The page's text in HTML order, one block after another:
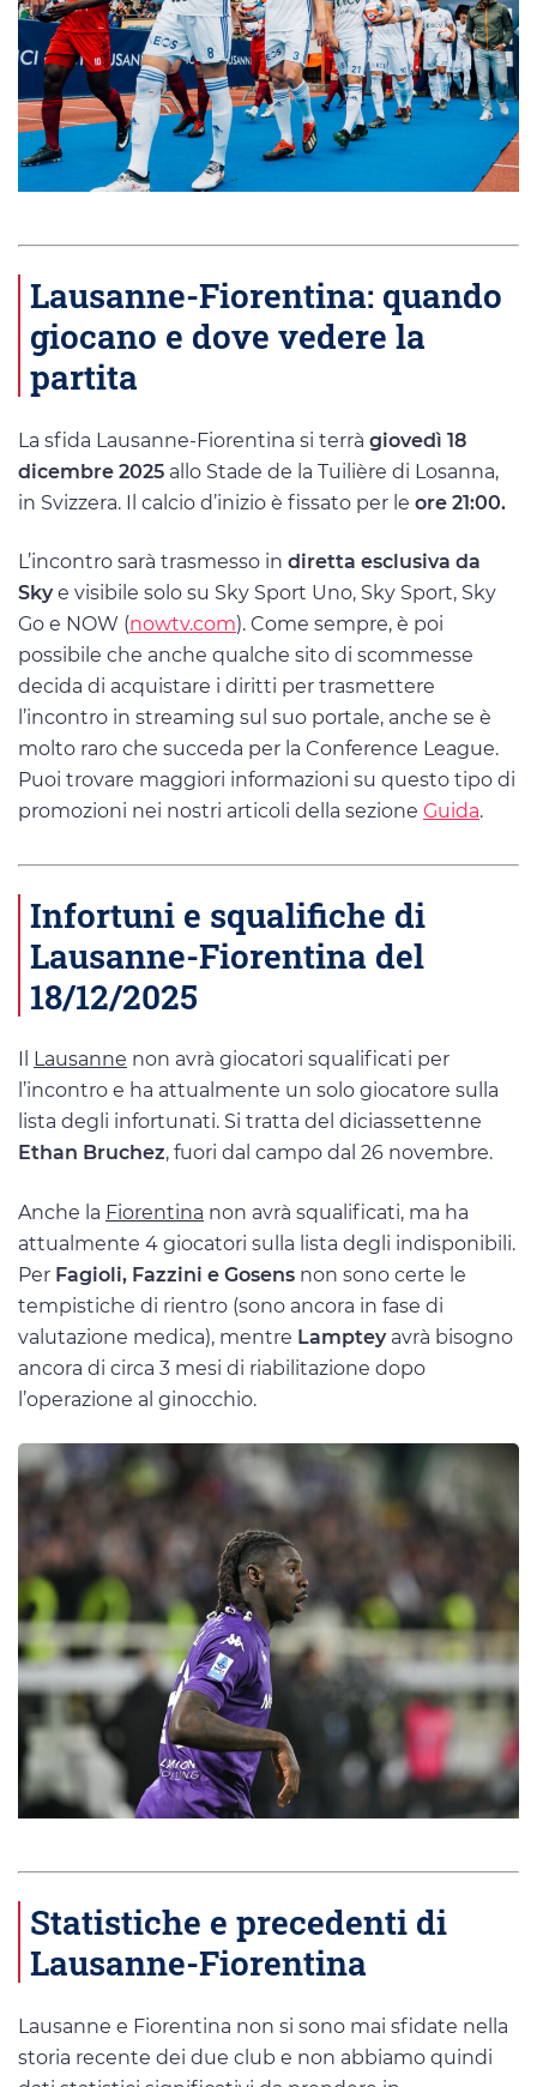
Lausanne-Fiorentina: quando
giocano e dove vedere la
partita
La sfida Lausanne-Fiorentina si terrà giovedì 18
dicembre 2025 allo Stade de la Tuilière di Losanna,
in Svizzera. Il calcio d’inizio è fissato per le ore 21:00.
L’incontro sarà trasmesso in diretta esclusiva da
Skye visibile solo su Sky Sport Uno, Sky Sport, Sky
Go e NOW (nowtv.com). Come sempre, è poi
possibile che anche qualche sito di scommesse
decida di acquistare i diritti per trasmettere
l’incontro in streaming sul suo portale, anche se è
molto raro che succeda per la Conference League.
Puoi trovare maggiori informazioni su questo tipo di
promozioni nei nostri articoli della sezione Guida.
Infortuni e squalifiche di
Lausanne-Fiorentina del
18/12/2025
Lausanne non avrà giocatori squalificati per
l’incontro e ha attualmente un solo giocatore sulla
lista degli infortunati. Si tratta del diciassettenne
Ethan Bruchez, fuori dal campo dal 26 novembre.
Anche la Fiorentina non avrà squalificati, ma ha
attualmente 4 giocatori sulla lista degli indisponibili.
Per Fagioli, Fazzini e Gosens non sono certe le
tempistiche di rientro (sono ancora in fase di
valutazione medica), mentre Lampteyavrà bisogno
ancora di circa 3 mesi di riabilitazione dopo
l’operazione al ginocchio.
Statistiche e precedenti di
Lausanne-Fiorentina
Lausanne e Fiorentina non si sono mai sfidate nella
storia recente dei due club e non abbiamo quindi